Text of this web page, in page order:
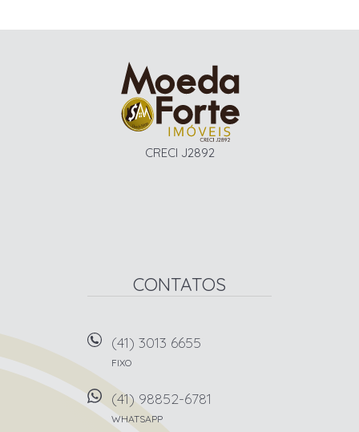
CRECI J2892
CONTATOS
(41) 3013 6655
FIXO
(41) 98852-6781
WHATSAPP